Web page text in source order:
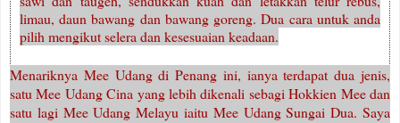
limau, daun bawang dan bawang goreng. Dua cara untuk anda
pilih mengikut selera dan kesesuaian keadaan.
Menariknya Mee Udang di Penang ini, ianya terdapat dua jenis,
satu Mee Udang Cina yang lebih dikenali sebagi Hokkien Mee dan
satu lagi Mee Udang Melayu iaitu Mee Udang Sungai Dua. Saya